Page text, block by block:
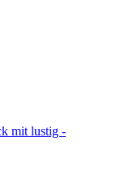
mit lustig -